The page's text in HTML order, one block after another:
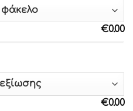
€0.00
€0.00